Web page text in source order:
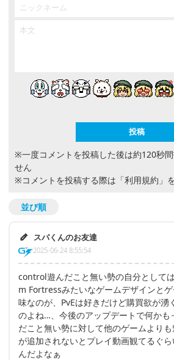
※一度コメントを投稿した後は約120秒
せん
※コメントを投稿する際は 「利用規約」
並び順
スパくんのお友達
2025-06-24 8:55:54
control遊んだこと無い勢の自分として
m Fortressみたいなゲームデザインと
味なのが、PvEは好きだけど購買欲が湧
のよね…、今後のアップデートで何か
だこと無い勢に対して他のゲームより
が追加されないとプレイ動画観てるぐ
んだよなぁ